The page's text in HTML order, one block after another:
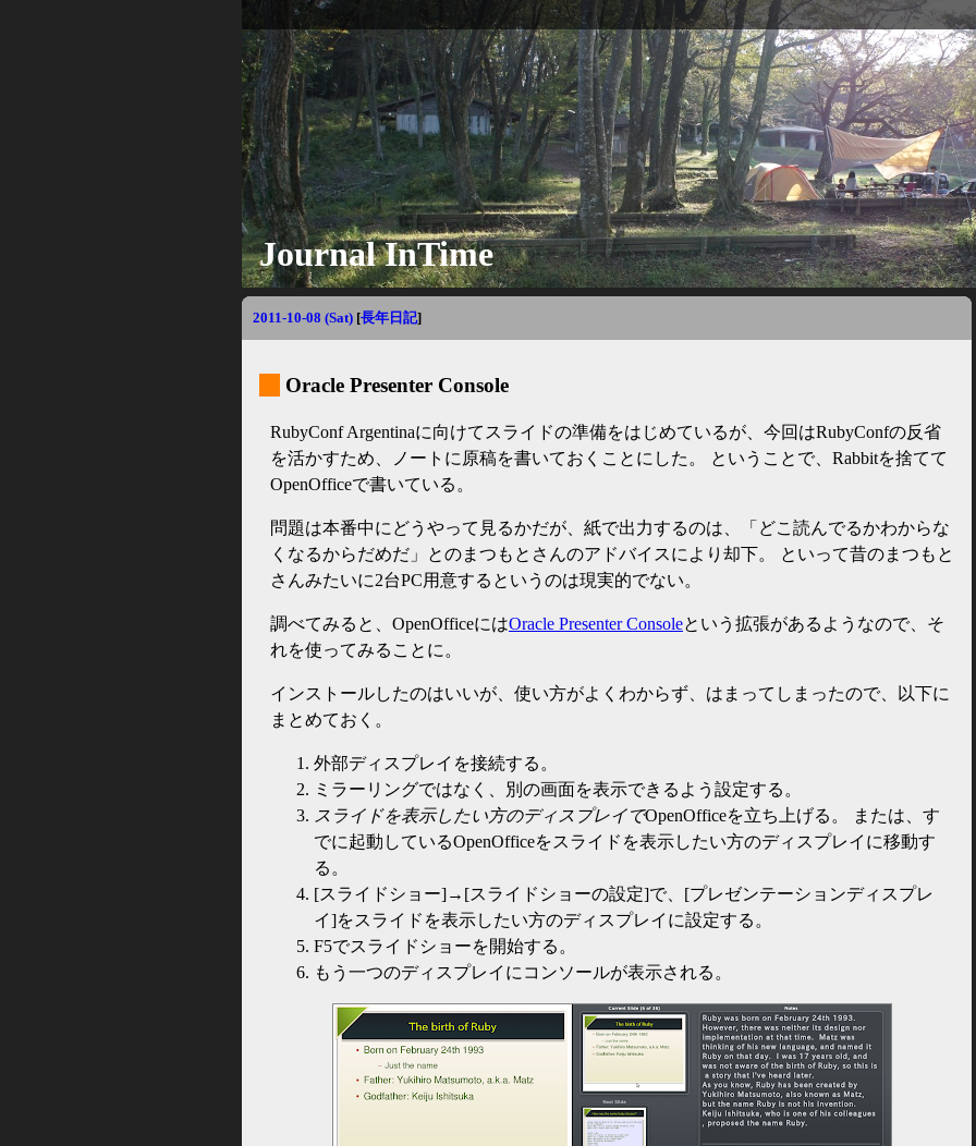
Journal InTime
2011-10-08 (Sat) [長年日記]
Oracle Presenter Console
RubyConf Argentinaに向けてスライドの準備をはじめているが、今回はRubyConfの反省
を活かすため、ノートに原稿を書いておくことにした。 ということで、Rabbitを捨てて
OpenOfficeで書いている。
問題は本番中にどうやって見るかだが、紙で出力するのは、「どこ読んでるかわからな
くなるからだめだ」とのまつもとさんのアドバイスにより却下。 といって昔のまつもと
さんみたいに2台PC用意するというのは現実的でない。
調べてみると、OpenOfficeにはOracle Presenter Consoleという拡張があるようなので、そ
れを使ってみることに。
インストールしたのはいいが、使い方がよくわからず、はまってしまったので、以下に
まとめておく。
外部ディスプレイを接続する。
ミラーリングではなく、別の画面を表示できるよう設定する。
スライドを表示したい方のディスプレイでOpenOfficeを立ち上げる。 または、す
でに起動しているOpenOfficeをスライドを表示したい方のディスプレイに移動す
る。
[スライドショー]→[スライドショーの設定]で、[プレゼンテーションディスプレ
イ]をスライドを表示したい方のディスプレイに設定する。
F5でスライドショーを開始する。
もう一つのディスプレイにコンソールが表示される。